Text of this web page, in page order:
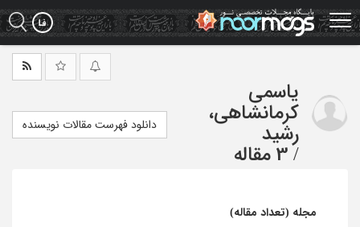
Skip
to
main
یاسمی
کرمانشاهی،
رشید
/ 3 مقاله
دانلود فهرست مقالات نویسنده
مجله (تعداد مقاله)